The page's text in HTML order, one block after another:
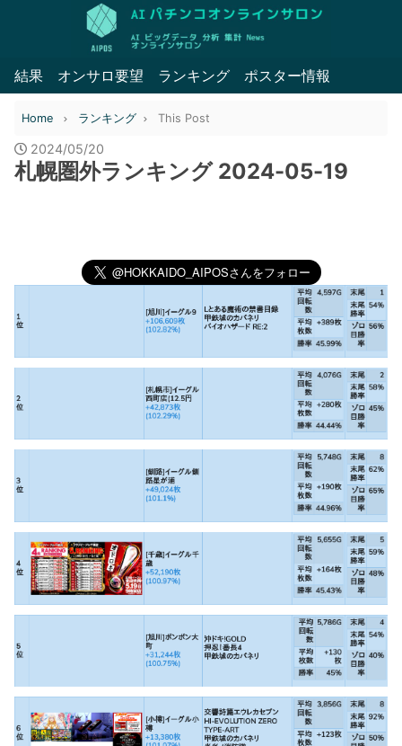
結果 オンサロ要望 ランキング ポスター情報
Home ランキング This Post
2024/05/20
札幌圏外ランキング 2024-05-19